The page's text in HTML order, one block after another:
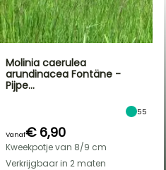
Molinia caerulea
arundinacea Fontäne -
Pijpe…
55
Vanaf€ 6,90
Kweekpotje van 8/9 cm
Verkrijgbaar in 2 maten